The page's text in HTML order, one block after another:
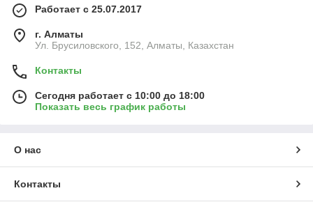
Работает с 25.07.2017
г. Алматы
Ул. Брусиловского, 152, Алматы, Казахстан
Контакты
Сегодня работает с 10:00 до 18:00
Показать весь график работы
О нас
Контакты